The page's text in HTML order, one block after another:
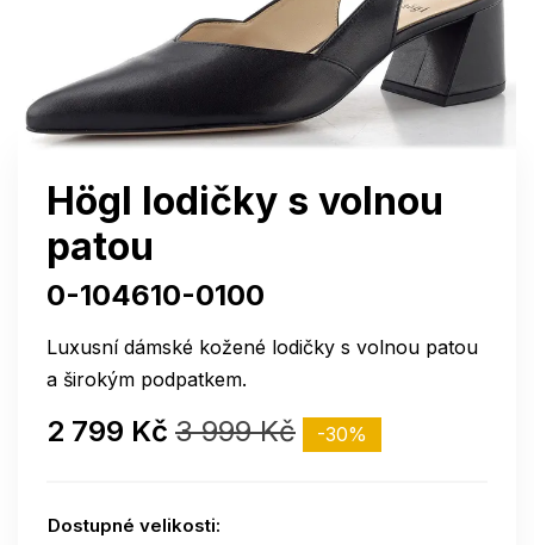
Högl lodičky s volnou
patou
0-104610-0100
Luxusní dámské kožené lodičky s volnou patou
a širokým podpatkem.
2 799 Kč 3 999 Kč -30%
Dostupné velikosti: